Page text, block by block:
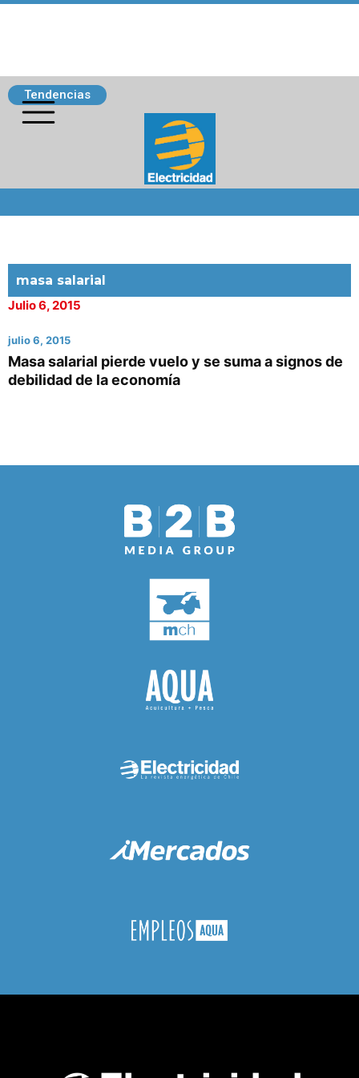
Tendencias
masa salarial
Julio 6, 2015
julio 6, 2015
Masa salarial pierde vuelo y se suma a signos de
debilidad de la economía